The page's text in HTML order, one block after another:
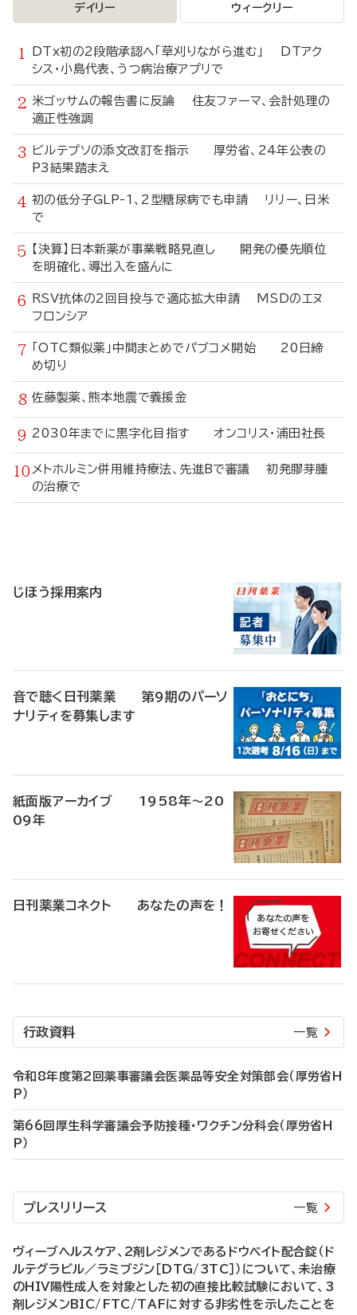
デイリー ウィークリー
DTx初の2段階承認へ「草刈りながら進む」 DTアク
シス・小島代表、うつ病治療アプリで
米ゴッサムの報告書に反論 住友ファーマ、会計処理の
適正性強調
ビルテプソの添文改訂を指示 厚労省、24年公表の
P3結果踏まえ
初の低分子GLP-1、2型糖尿病でも申請 リリー、日米
で
【決算】日本新薬が事業戦略見直し 開発の優先順位
を明確化、導出入を盛んに
RSV抗体の2回目投与で適応拡大申請 MSDのエヌ
フロンシア
「OTC類似薬」中間まとめでパブコメ開始 20日締
め切り
佐藤製薬、熊本地震で義援金
2030年までに黒字化目指す オンコリス・浦田社長
メトホルミン併用維持療法、先進Bで審議 初発膠芽腫
の治療で
じほう採用案内
音で聴く日刊薬業 第9期のパーソ
ナリティを募集します
紙面版アーカイブ 1958年～20
09年
日刊薬業コネクト あなたの声を！
行政資料 一覧
令和8年度第2回薬事審議会医薬品等安全対策部会（厚労省H
P）
第66回厚生科学審議会予防接種・ワクチン分科会（厚労省H
P）
プレスリリース 一覧
ヴィーブヘルスケア、2剤レジメンであるドウベイト配合錠（ド
ルテグラビル／ラミブジン［DTG/3TC］）について、未治療
のHIV陽性成人を対象とした初の直接比較試験において、3
剤レジメンBIC/FTC/TAFに対する非劣性を示したことを